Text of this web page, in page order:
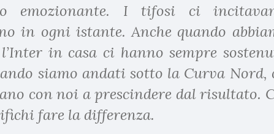
emozionante. I tifosi ci
in ogni istante. Anche quando
in casa ci hanno sempre
siamo andati sotto la Curva Nord,
con noi a prescindere dal risultato.
fare la differenza.